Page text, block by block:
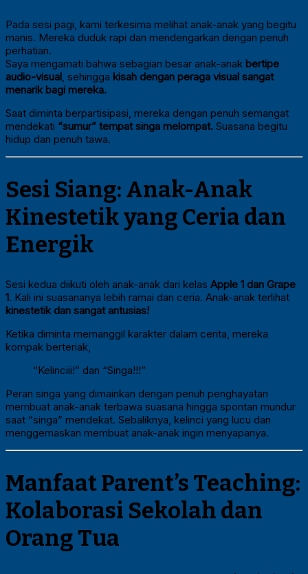
Pada sesi pagi, kami terkesima melihat anak-anak yang begitu
manis. Mereka duduk rapi dan mendengarkan dengan penuh
perhatian.
Saya mengamati bahwa sebagian besar anak-anak bertipe
audio-visual, sehingga kisah dengan peraga visual sangat
menarik bagi mereka.
Saat diminta berpartisipasi, mereka dengan penuh semangat
mendekati “sumur” tempat singa melompat. Suasana begitu
hidup dan penuh tawa.
Sesi Siang: Anak-Anak
Kinestetik yang Ceria dan
Energik
Sesi kedua diikuti oleh anak-anak dari kelas Apple 1 dan Grape
1. Kali ini suasananya lebih ramai dan ceria. Anak-anak terlihat
kinestetik dan sangat antusias!
Ketika diminta memanggil karakter dalam cerita, mereka
kompak berteriak,
“Kelinciii!” dan “Singa!!!”
Peran singa yang dimainkan dengan penuh penghayatan
membuat anak-anak terbawa suasana hingga spontan mundur
saat “singa” mendekat. Sebaliknya, kelinci yang lucu dan
menggemaskan membuat anak-anak ingin menyapanya.
Manfaat Parent’s Teaching:
Kolaborasi Sekolah dan
Orang Tua